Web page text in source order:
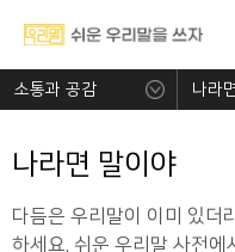
소통과 공감 나라
나라면 말이야
다듬은 우리말이 이미 있더
하세요. 쉬운 우리말 사전